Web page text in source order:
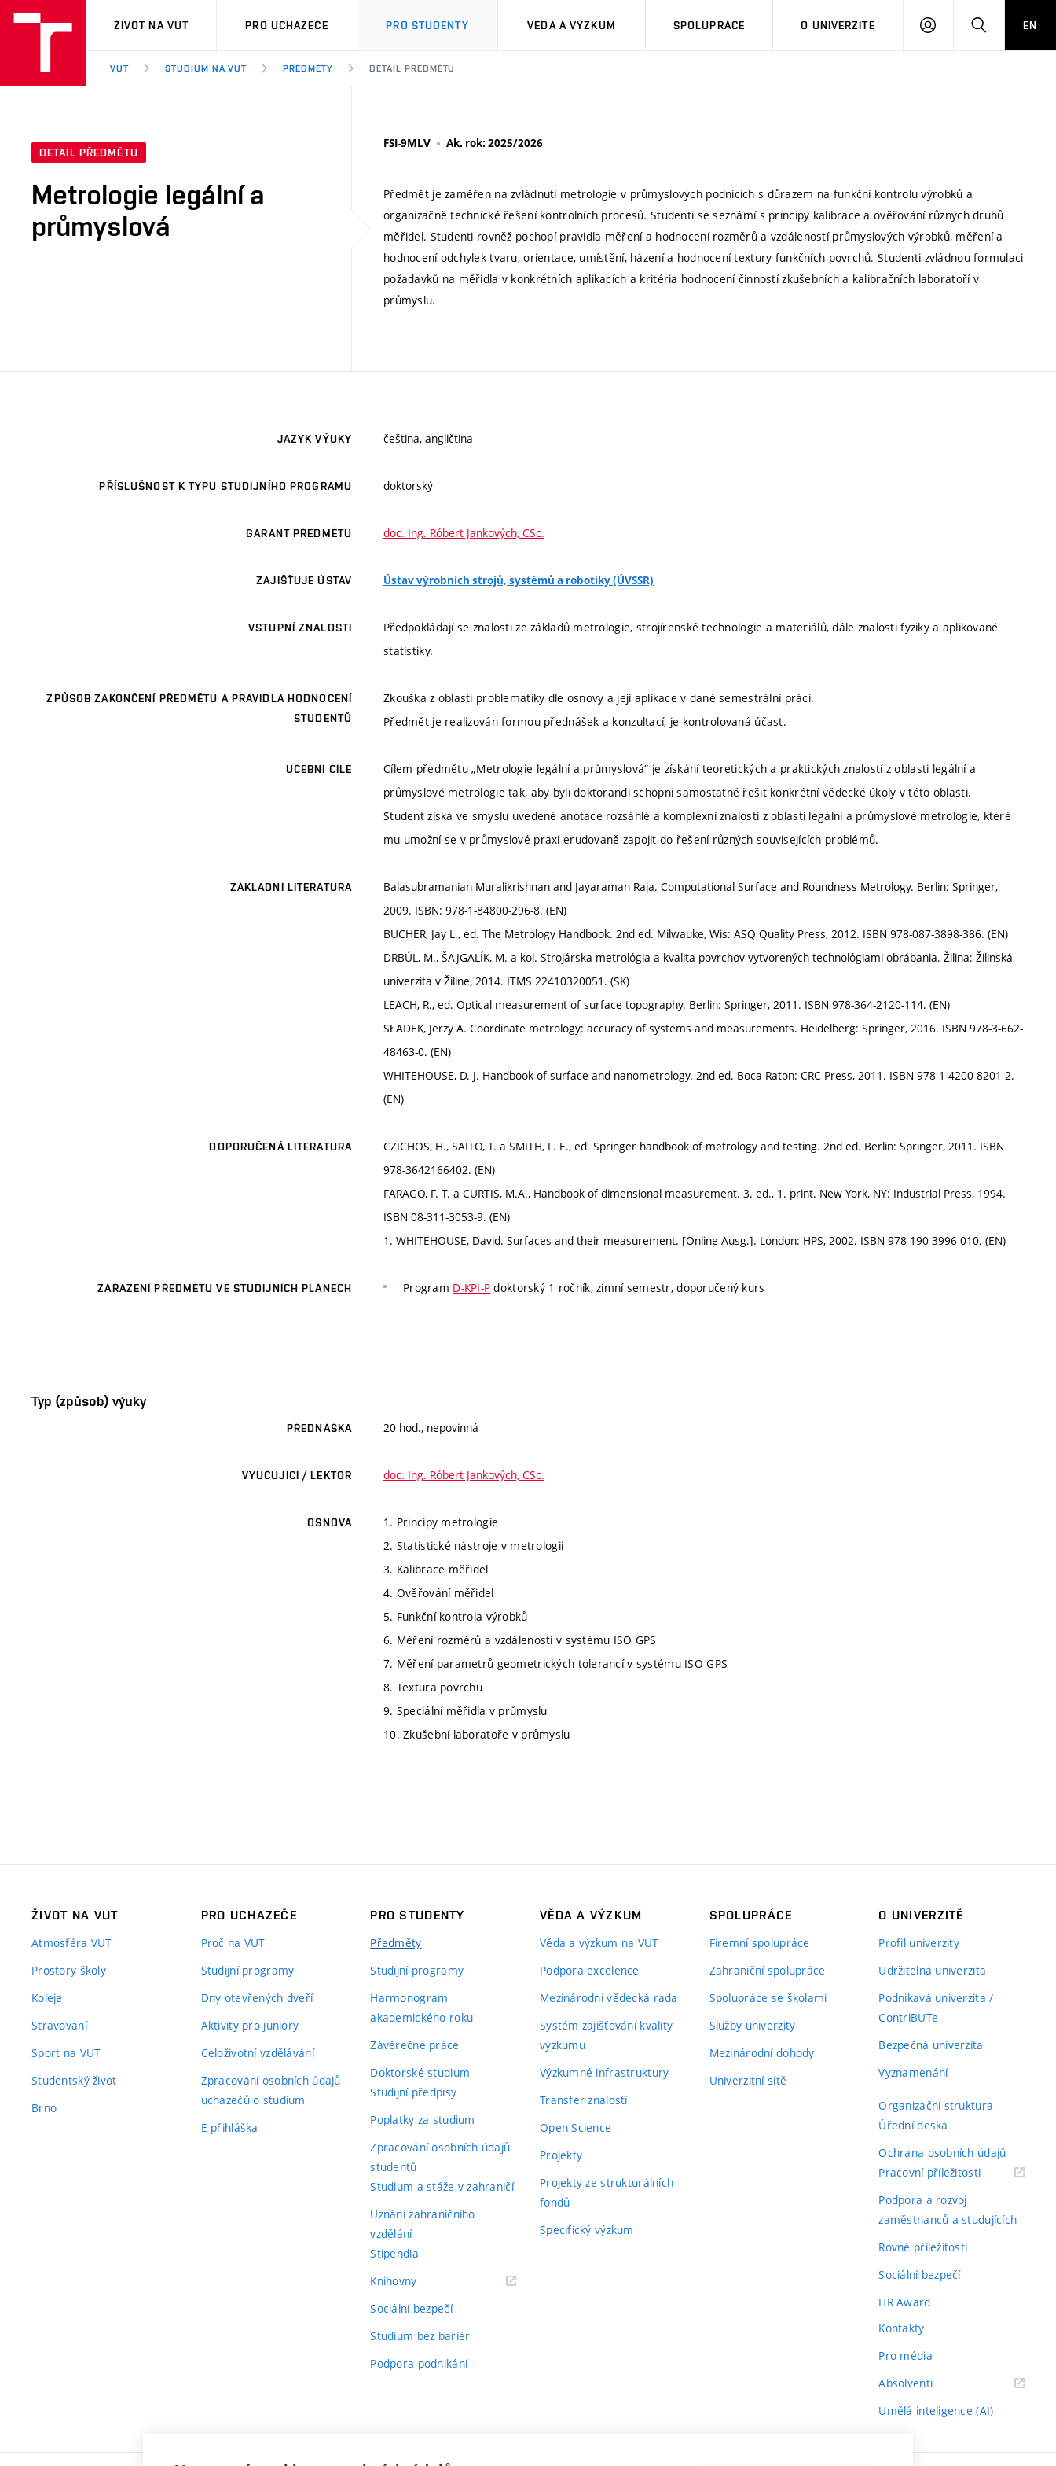
VUT
ŽIVOT NA VUT PRO UCHAZEČE PRO STUDENTY VĚDA A VÝZKUM SPOLUPRÁCE O UNIVERZITĚ
PŘIHLÁSIT HLEDATEN
VUT STUDIUM NA VUT PŘEDMĚTY DETAIL PŘEDMĚTU
DETAIL PŘEDMĚTU
Metrologie legální a
průmyslová
FSI-9MLV Ak. rok: 2025/2026
Předmět je zaměřen na zvládnutí metrologie v průmyslových podnicích s důrazem na funkční kontrolu výrobků a
organizačně technické řešení kontrolních procesů. Studenti se seznámí s principy kalibrace a ověřování různých druhů
měřidel. Studenti rovněž pochopí pravidla měření a hodnocení rozměrů a vzdáleností průmyslových výrobků, měření a
hodnocení odchylek tvaru, orientace, umístění, házení a hodnocení textury funkčních povrchů. Studenti zvládnou formulaci
požadavků na měřidla v konkrétních aplikacích a kritéria hodnocení činností zkušebních a kalibračních laboratoří v
průmyslu.
JAZYK VÝUKY čeština, angličtina
PŘÍSLUŠNOST K TYPU STUDIJNÍHO PROGRAMU doktorský
GARANT PŘEDMĚTU doc. Ing. Róbert Jankových, CSc.
ZAJIŠŤUJE ÚSTAV Ústav výrobních strojů, systémů a robotiky (ÚVSSR)
VSTUPNÍ ZNALOSTI
Předpokládají se znalosti ze základů metrologie, strojírenské technologie a materiálů, dále znalosti fyziky a aplikované
statistiky.
ZPŮSOB ZAKONČENÍ PŘEDMĚTU A PRAVIDLA HODNOCENÍ
STUDENTŮ
Zkouška z oblasti problematiky dle osnovy a její aplikace v dané semestrální práci.
Předmět je realizován formou přednášek a konzultací, je kontrolovaná účast.
UČEBNÍ CÍLE
Cílem předmětu „Metrologie legální a průmyslová“ je získání teoretických a praktických znalostí z oblasti legální a
průmyslové metrologie tak, aby byli doktorandi schopni samostatně řešit konkrétní vědecké úkoly v této oblasti.
Student získá ve smyslu uvedené anotace rozsáhlé a komplexní znalosti z oblasti legální a průmyslové metrologie, které
mu umožní se v průmyslové praxi erudovaně zapojit do řešení různých souvisejících problémů.
ZÁKLADNÍ LITERATURA
Balasubramanian Muralikrishnan and Jayaraman Raja. Computational Surface and Roundness Metrology. Berlin: Springer,
2009. ISBN: 978-1-84800-296-8. (EN)
BUCHER, Jay L., ed. The Metrology Handbook. 2nd ed. Milwauke, Wis: ASQ Quality Press, 2012. ISBN 978-087-3898-386. (EN)
DRBÚL, M., ŠAJGALÍK, M. a kol. Strojárska metrológia a kvalita povrchov vytvorených technológiami obrábania. Žilina: Žilinská
univerzita v Žiline, 2014. ITMS 22410320051. (SK)
LEACH, R., ed. Optical measurement of surface topography. Berlin: Springer, 2011. ISBN 978-364-2120-114. (EN)
SŁADEK, Jerzy A. Coordinate metrology: accuracy of systems and measurements. Heidelberg: Springer, 2016. ISBN 978-3-662-
48463-0. (EN)
WHITEHOUSE, D. J. Handbook of surface and nanometrology. 2nd ed. Boca Raton: CRC Press, 2011. ISBN 978-1-4200-8201-2.
(EN)
DOPORUČENÁ LITERATURA
CZICHOS, H., SAITO, T. a SMITH, L. E., ed. Springer handbook of metrology and testing. 2nd ed. Berlin: Springer, 2011. ISBN
978-3642166402. (EN)
FARAGO, F. T. a CURTIS, M.A., Handbook of dimensional measurement. 3. ed., 1. print. New York, NY: Industrial Press, 1994.
ISBN 08-311-3053-9. (EN)
1. WHITEHOUSE, David. Surfaces and their measurement. [Online-Ausg.]. London: HPS, 2002. ISBN 978-190-3996-010. (EN)
ZAŘAZENÍ PŘEDMĚTU VE STUDIJNÍCH PLÁNECH Program D-KPI-P doktorský 1 ročník, zimní semestr, doporučený kurs
Typ (způsob) výuky
PŘEDNÁŠKA 20 hod., nepovinná
VYUČUJÍCÍ / LEKTOR doc. Ing. Róbert Jankových, CSc.
OSNOVA
1. Principy metrologie
2. Statistické nástroje v metrologii
3. Kalibrace měřidel
4. Ověřování měřidel
5. Funkční kontrola výrobků
6. Měření rozměrů a vzdálenosti v systému ISO GPS
7. Měření parametrů geometrických tolerancí v systému ISO GPS
8. Textura povrchu
9. Speciální měřidla v průmyslu
10. Zkušební laboratoře v průmyslu
ŽIVOT NA VUT
Atmosféra VUT
Prostory školy
Koleje
Stravování
Sport na VUT
Studentský život
Brno
PRO UCHAZEČE
Proč na VUT
Studijní programy
Dny otevřených dveří
Aktivity pro juniory
Celoživotní vzdělávání
Zpracování osobních údajů
uchazečů o studium
E-přihláška
PRO STUDENTY
Předměty
Studijní programy
Harmonogram
akademického roku
Závěrečné práce
Doktorské studium
Studijní předpisy
Poplatky za studium
Zpracování osobních údajů
studentů
Studium a stáže v zahraničí
Uznání zahraničního
vzdělání
Stipendia
Knihovny(externí
Sociální bezpečí
Studium bez bariér
Podpora podnikání
VĚDA A VÝZKUM
Věda a výzkum na VUT
Podpora excelence
Mezinárodní vědecká rada
Systém zajišťování kvality
výzkumu
Výzkumné infrastruktury
Transfer znalostí
Open Science
Projekty
Projekty ze strukturálních
fondů
Specifický výzkum
SPOLUPRÁCE
Firemní spolupráce
Zahraniční spolupráce
Spolupráce se školami
Služby univerzity
Mezinárodní dohody
Univerzitní sítě
O UNIVERZITĚ
Profil univerzity
Udržitelná univerzita
Podnikavá univerzita /
ContriBUTe
Bezpečná univerzita
Vyznamenání
Organizační struktura
Úřední deska
Ochrana osobních údajů
Pracovní příležitosti(externí
Podpora a rozvoj
zaměstnanců a studujících
Rovné příležitosti
Sociální bezpečí
HR Award
Kontakty
Pro média
Absolventi(externí
Umělá inteligence (AI)